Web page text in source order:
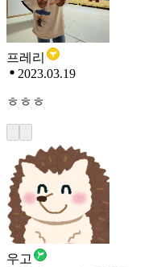
프레리
2023.03.19
ㅎㅎㅎ
우고